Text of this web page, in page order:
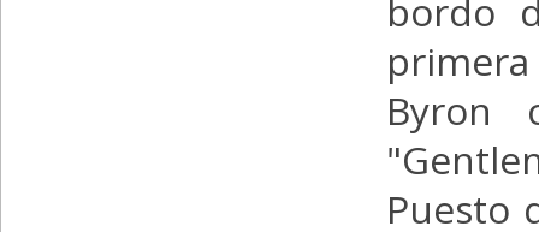
bordo
Byron
Puesto